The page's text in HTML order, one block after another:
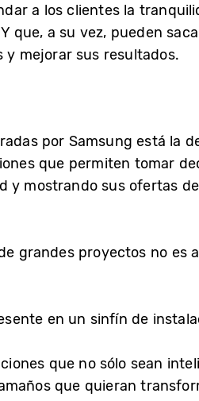
a los clientes la
que, a su vez, pueden
y mejorar sus resultados.
por Samsung está la
que permiten tomar
y mostrando sus ofertas
grandes proyectos no es
en un sinfín de
que no sólo sean
que quieran